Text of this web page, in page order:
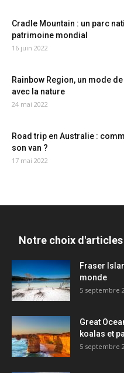
Cradle Mountain : un parc
patrimoine mondial
16 juin 2022
Rainbow Region, un mode
avec la nature
24 mai 2022
Road trip en Australie :
son van ?
17 mai 2022
Notre choix d'articles
Fraser
monde
5 septembre
Great
koalas et
5 septembre